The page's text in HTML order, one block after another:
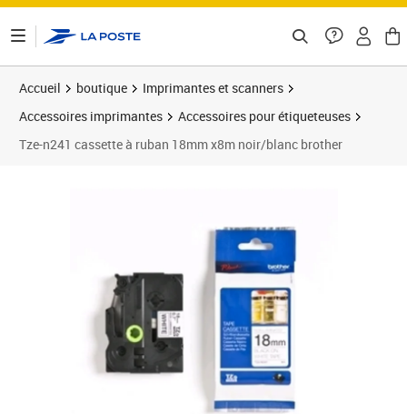
Accueil boutique
Imprimantes et scanners
Accessoires imprimantes
Accessoires pour étiqueteuses
Tze-n241 cassette à ruban 18mm x8m noir/blanc brother